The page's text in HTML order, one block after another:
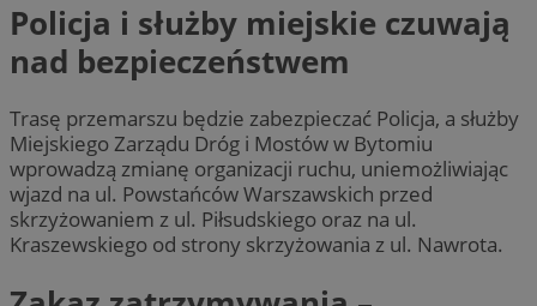
Policja i służby miejskie czuwają
nad bezpieczeństwem
Trasę przemarszu będzie zabezpieczać Policja, a służby
Miejskiego Zarządu Dróg i Mostów w Bytomiu
wprowadzą zmianę organizacji ruchu, uniemożliwiając
wjazd na ul. Powstańców Warszawskich przed
skrzyżowaniem z ul. Piłsudskiego oraz na ul.
Kraszewskiego od strony skrzyżowania z ul. Nawrota.